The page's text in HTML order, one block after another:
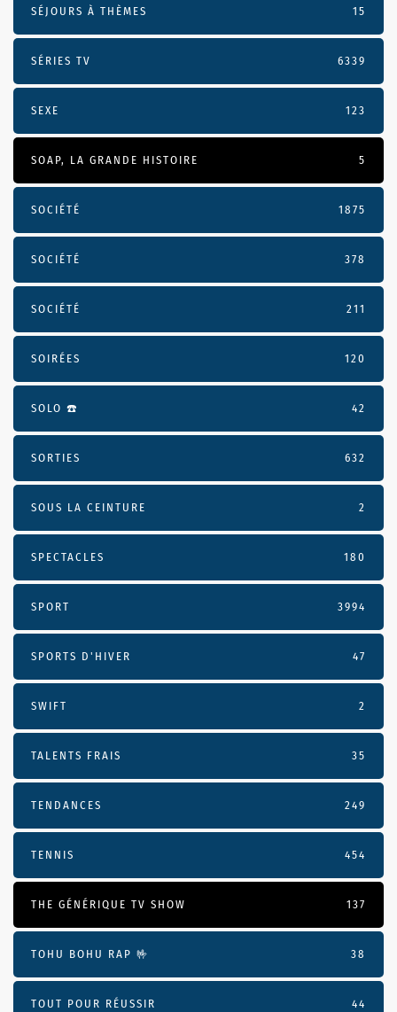
SÉJOURS À THÈMES 15
SÉRIES TV 6339
SEXE 123
SOAP, LA GRANDE HISTOIRE 5
SOCIÉTÉ 1875
SOCIÉTÉ 378
SOCIÉTÉ 211
SOIRÉES 120
SOLO ☎️ 42
SORTIES 632
SOUS LA CEINTURE 2
SPECTACLES 180
SPORT 3994
SPORTS D'HIVER 47
SWIFT 2
TALENTS FRAIS 35
TENDANCES 249
TENNIS 454
THE GÉNÉRIQUE TV SHOW 137
TOHU BOHU RAP 🤟 38
TOUT POUR RÉUSSIR 44